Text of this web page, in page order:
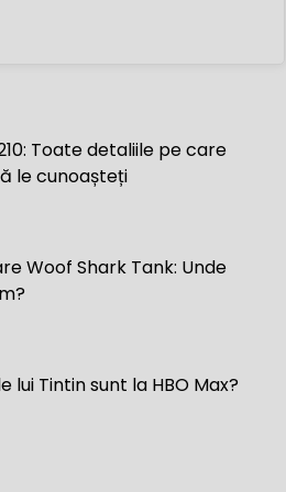
Toate detaliile pe care
le cunoașteți
Woof Shark Tank: Unde
lui Tintin sunt la HBO Max?